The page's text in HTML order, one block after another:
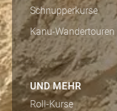
Schnupperkurse
Kanu-Wandertouren
UND MEHR
Roll-Kurse